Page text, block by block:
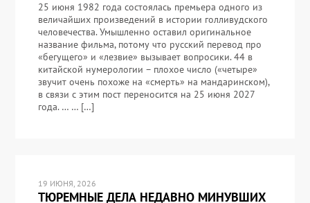
25 июня 1982 года состоялась премьера одного из
величайших произведений в истории голливудского
человечества. Умышленно оставил оригинальное
название фильма, потому что русский перевод про
«бегущего» и «лезвие» вызывает вопросики. 44 в
китайской нумерологии – плохое число («четыре»
звучит очень похоже на «смерть» на мандаринском),
в связи с этим пост переносится на 25 июня 2027
года. … … […]
19 ИЮНЯ, 2026
ТЮРЕМНЫЕ ДЕЛА НЕДАВНО МИНУВШИХ